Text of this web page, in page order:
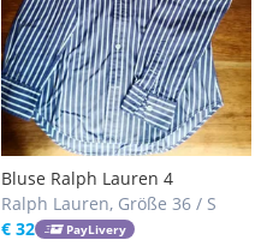
Bluse Ralph Lauren 4
Ralph Lauren, Größe 36 / S
€ 32
PayLivery